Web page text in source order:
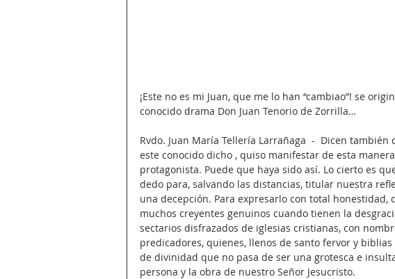
¡Este no es mi Juan, que me lo han “cambiao”! se
conocido drama Don Juan Tenorio de Zorrilla…
Rvdo. Juan María Tellería Larrañaga  -  Dicen
este conocido dicho , quiso manifestar de esta
protagonista. Puede que haya sido así. Lo cierto es
dedo para, salvando las distancias, titular nuestra
una decepción. Para expresarlo con total
muchos creyentes genuinos cuando tienen la
sectarios disfrazados de iglesias cristianas, con
predicadores, quienes, llenos de santo fervor y
de divinidad que no pasa de ser una grotesca e
persona y la obra de nuestro Señor Jesucristo.